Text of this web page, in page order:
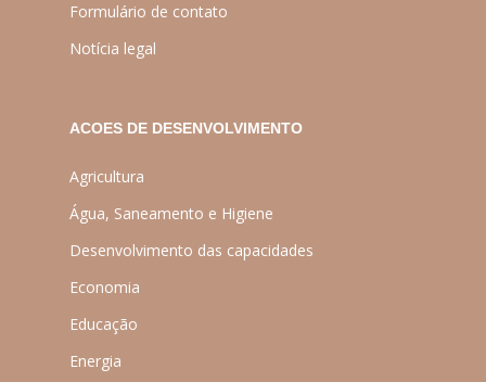
Formulário de contato
Notícia legal
ACOES DE DESENVOLVIMENTO
Agricultura
Água, Saneamento e Higiene
Desenvolvimento das capacidades
Economia
Educação
Energia